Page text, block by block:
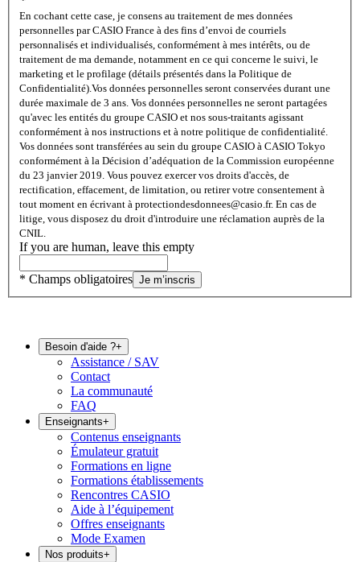
En cochant cette case, je consens au traitement de mes données
personnelles par CASIO France à des fins d’envoi de courriels
personnalisés et individualisés, conformément à mes intérêts, ou de
traitement de ma demande, notamment en ce qui concerne le suivi, le
marketing et le profilage (détails présentés dans la Politique de
Confidentialité).Vos données personnelles seront conservées durant une
durée maximale de 3 ans. Vos données personnelles ne seront partagées
qu'avec les entités du groupe CASIO et nos sous-traitants agissant
conformément à nos instructions et à notre politique de confidentialité.
Vos données sont transférées au sein du groupe CASIO à CASIO Tokyo
conformément à la Décision d’adéquation de la Commission européenne
du 23 janvier 2019. Vous pouvez exercer vos droits d'accès, de
rectification, effacement, de limitation, ou retirer votre consentement à
tout moment en écrivant à protectiondesdonnees@casio.fr. En cas de
litige, vous disposez du droit d'introduire une réclamation auprès de la
CNIL.
If you are human, leave this empty
* Champs obligatoires Je m’inscris
Besoin d'aide ?+
Assistance / SAV
Contact
La communauté
FAQ
Enseignants+
Contenus enseignants
Émulateur gratuit
Formations en ligne
Formations établissements
Rencontres CASIO
Aide à l’équipement
Offres enseignants
Mode Examen
Nos produits+